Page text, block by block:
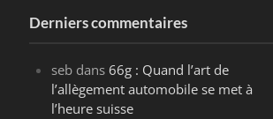
Derniers commentaires
seb dans66g : Quand l’art de
l’allègement automobile se met à
l’heure suisse